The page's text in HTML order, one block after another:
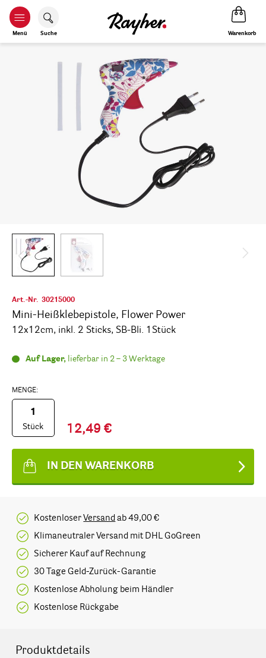
Menü Suche Warenkorb
Art.-Nr. 30215000
Mini-Heißklebepistole, Flower Power
12x12cm, inkl. 2 Sticks, SB-Bli. 1Stück
Auf Lager, lieferbar in 2 – 3 Werktage
IN DEN WARENKORB
MENGE:
Stück 12,49 €
KostenloserVersand ab 49,00 €
Klimaneutraler Versand mit DHL GoGreen
Sicherer Kauf auf Rechnung
30 Tage Geld-Zurück-Garantie
Kostenlose Abholung beim Händler
Kostenlose Rückgabe
Produktdetails